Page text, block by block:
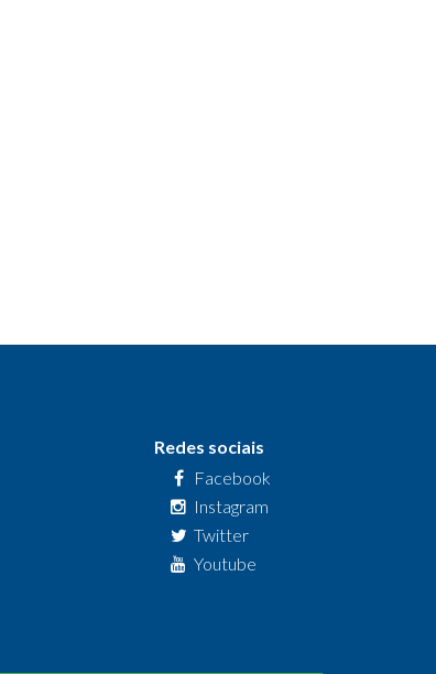
Redes sociais
Facebook
Instagram
Twitter
Youtube